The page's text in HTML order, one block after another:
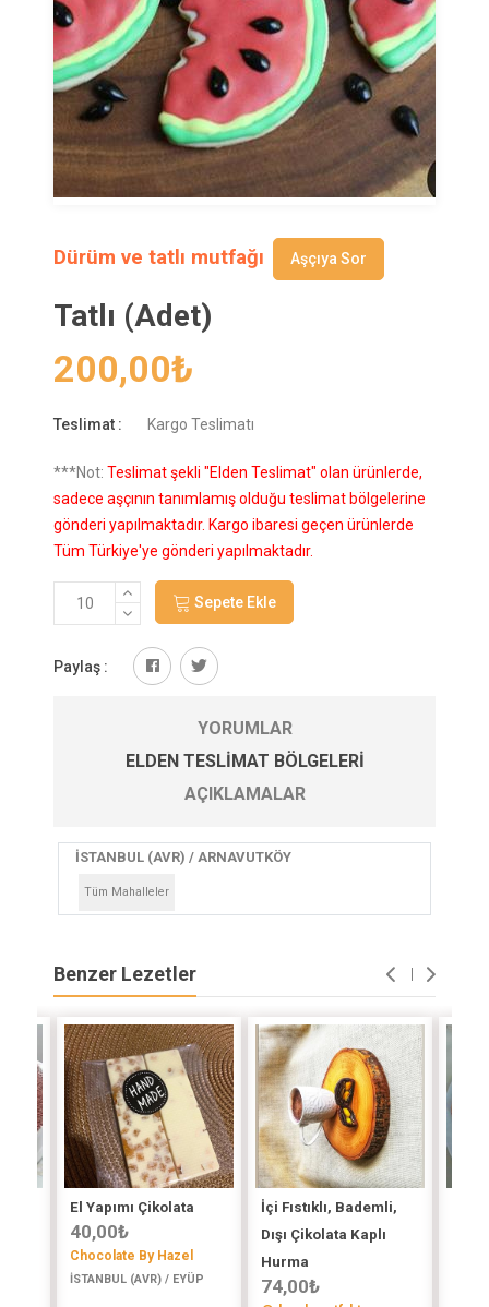
Dürüm ve tatlı mutfağı Aşçıya Sor
Tatlı (Adet)
200,00₺
Teslimat : Kargo Teslimatı
***Not: Teslimat şekli "Elden Teslimat" olan ürünlerde,
sadece aşçının tanımlamış olduğu teslimat bölgelerine
gönderi yapılmaktadır. Kargo ibaresi geçen ürünlerde
Tüm Türkiye'ye gönderi yapılmaktadır.
Sepete Ekle
Paylaş :
YORUMLAR
ELDEN TESLIMAT BÖLGELERI
AÇIKLAMALAR
İSTANBUL (AVR) / ARNAVUTKÖY
Tüm Mahalleler
Benzer Lezetler
El Yapımı Çikolata
40,00₺
Chocolate By Hazel
İSTANBUL (AVR) / EYÜP
İçi Fıstıklı, Bademli,
Dışı Çikolata Kaplı
Hurma
74,00₺